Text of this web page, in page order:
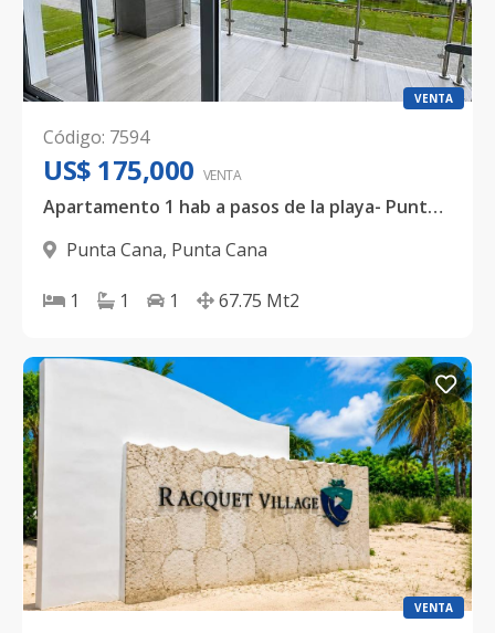
VENTA
Código: 7594
US$ 175,000 VENTA
Apartamento 1 hab a pasos de la playa- Punta Cana
Punta Cana, Punta Cana
1 1 1 67.75 Mt2
VENTA